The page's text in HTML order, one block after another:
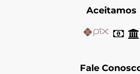
Aceitamos
Fale